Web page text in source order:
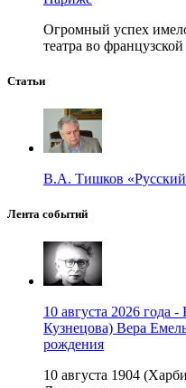
Огромный успех
театра во
Статьи
В.А. Тишков
Лента событий
10 августа 2026 года
Кузнецова) Вера
рождения
10 августа 1904